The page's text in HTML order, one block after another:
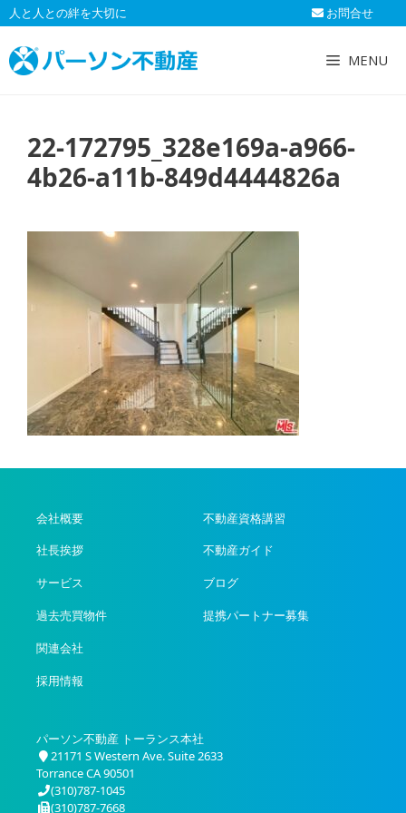
コ
ン
テ
ン
人と人との絆を大切に お問合せ
MENU
22-172795_328e169a-a966-
4b26-a11b-849d4444826a
会社概要
社長挨拶
サービス
過去売買物件
関連会社
採用情報
不動産資格講習
不動産ガイド
ブログ
提携パートナー募集
パーソン不動産 トーランス本社
21171 S Western Ave. Suite 2633
Torrance CA 90501
(310)787-1045
(310)787-7668